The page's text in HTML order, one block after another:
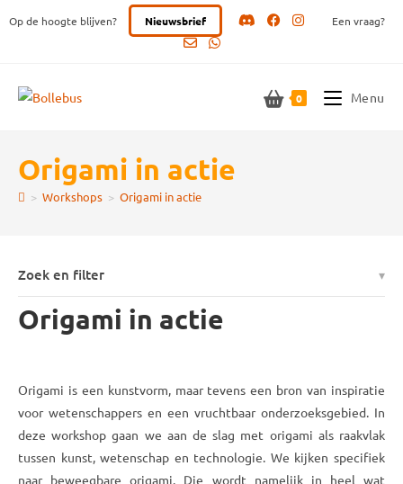
naar
Op de hoogte blijven? Nieuwsbrief Een vraag?
0 Menu
Origami in actie
> Workshops > Origami in actie
Zoek en filter
Origami in actie
Origami is een kunstvorm, maar tevens een bron van inspiratie
voor wetenschappers en een vruchtbaar onderzoeksgebied. In
deze workshop gaan we aan de slag met origami als raakvlak
tussen kunst, wetenschap en technologie. We kijken specifiek
naar beweegbare origami. Die wordt namelijk in heel wat